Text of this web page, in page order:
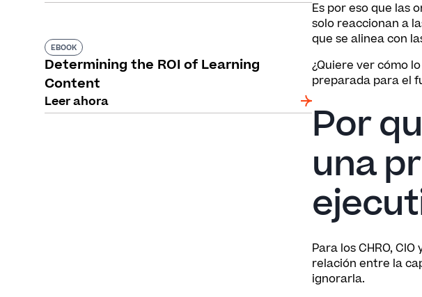
EBOOK
Determining the ROI of Learning
Content
Leer ahora
Es por eso que las
solo reaccionan a
que se alinea con
¿Quiere ver cómo
preparada para el
Por
una
Para los CHRO,
relación entre la
ignorarla.